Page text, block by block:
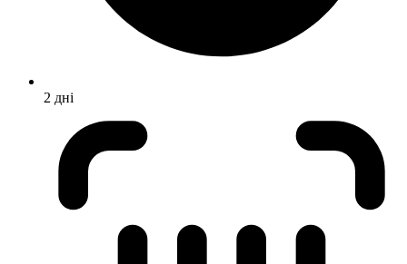
2 дні